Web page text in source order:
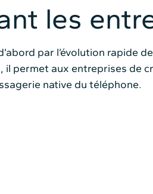
les
par l’évolution rapide
permet aux entreprises de
native du téléphone.